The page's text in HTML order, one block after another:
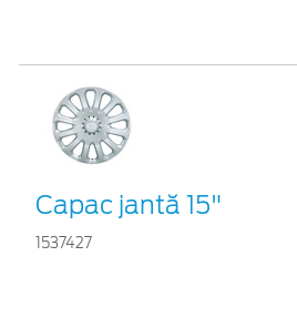
Capac jantă 15"
1537427